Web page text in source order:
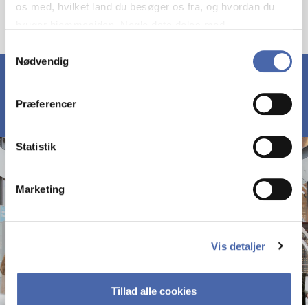
os med, hvilket land du besøger os fra, og hvordan du
markedsføring. Du bestemmer selv - og kan altid trække
Nødvendig
Præferencer
Statistik
Marketing
Vis detaljer
Tillad alle cookies